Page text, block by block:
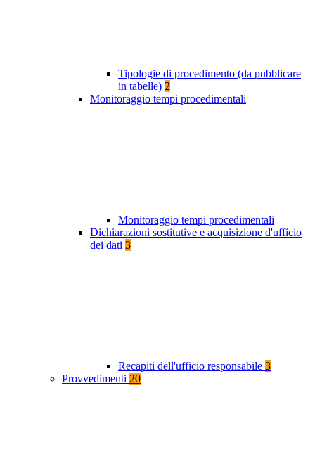
Tipologie di procedimento (da pubblicare
in tabelle) 2
Monitoraggio tempi procedimentali
Monitoraggio tempi procedimentali
Dichiarazioni sostitutive e acquisizione d'ufficio
dei dati 3
Recapiti dell'ufficio responsabile 3
Provvedimenti 20